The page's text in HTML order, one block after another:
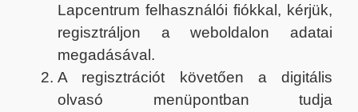
Lapcentrum felhasználói fiókkal, kérjük,
regisztráljon a weboldalon adatai
megadásával.
A regisztrációt követően a digitális
olvasó menüpontban tudja